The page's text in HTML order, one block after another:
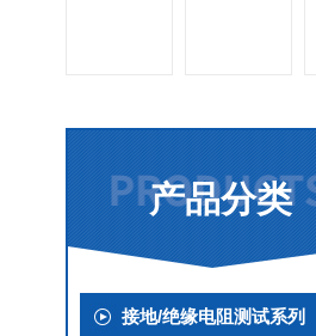
产品分类
接地/绝缘电阻测试系列